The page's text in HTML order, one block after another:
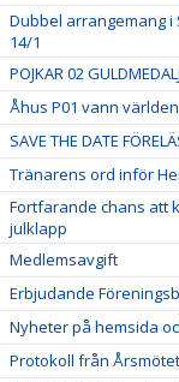
Dubbel arrangemang
14/1
POJKAR 02
Åhus P01 vann
SAVE THE DATE
Tränarens ord inför
Fortfarande chans att
julklapp
Medlemsavgift
Erbjudande
Nyheter på hemsida
Protokoll från Årsmötet